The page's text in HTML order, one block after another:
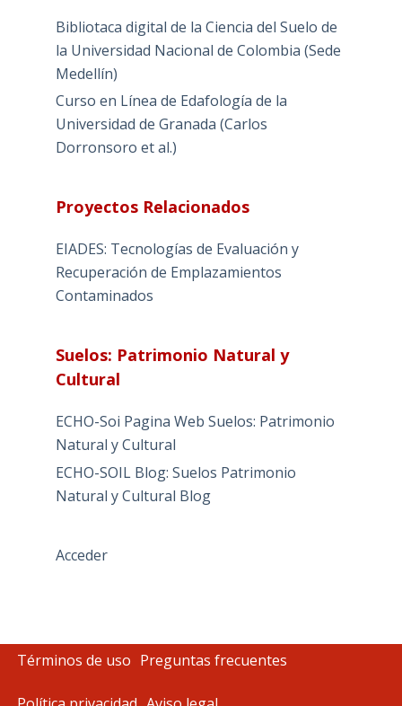
Bibliotaca digital de la Ciencia del Suelo de
la Universidad Nacional de Colombia (Sede
Medellín)
Curso en Línea de Edafología de la
Universidad de Granada (Carlos
Dorronsoro et al.)
Proyectos Relacionados
EIADES: Tecnologías de Evaluación y
Recuperación de Emplazamientos
Contaminados
Suelos: Patrimonio Natural y
Cultural
ECHO-Soi Pagina Web Suelos: Patrimonio
Natural y Cultural
ECHO-SOIL Blog: Suelos Patrimonio
Natural y Cultural Blog
Acceder
Términos de uso Preguntas frecuentes